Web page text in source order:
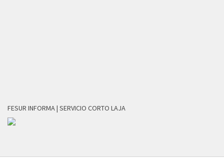
FESUR INFORMA | SERVICIO CORTO LAJA